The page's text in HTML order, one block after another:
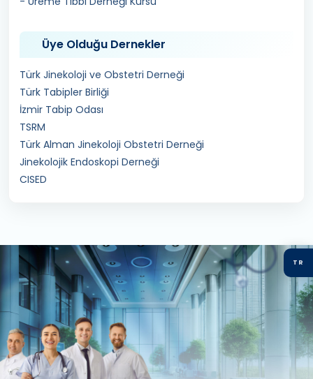
TR
Üye Olduğu Dernekler
Türk Jinekoloji ve Obstetri Derneği
Türk Tabipler Birliği
İzmir Tabip Odası
TSRM
Türk Alman Jinekoloji Obstetri Derneği
Jinekolojik Endoskopi Derneği
CISED